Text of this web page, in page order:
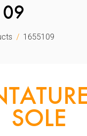
1655109
SOLE